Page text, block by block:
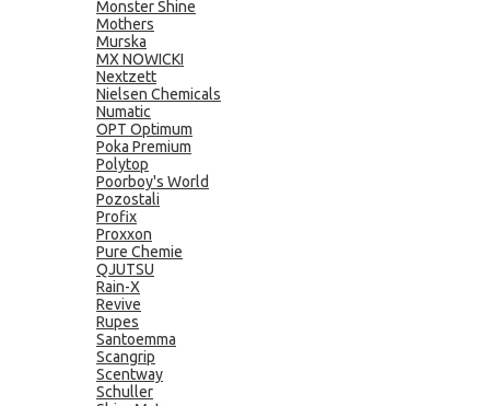
Monster Shine
Mothers
Murska
MX NOWICKI
Nextzett
Nielsen Chemicals
Numatic
OPT Optimum
Poka Premium
Polytop
Poorboy's World
Pozostali
Profix
Proxxon
Pure Chemie
QJUTSU
Rain-X
Revive
Rupes
Santoemma
Scangrip
Scentway
Schuller